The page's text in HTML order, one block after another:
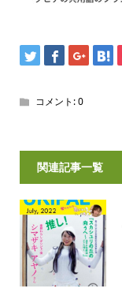
コメント:0
関連記事一覧